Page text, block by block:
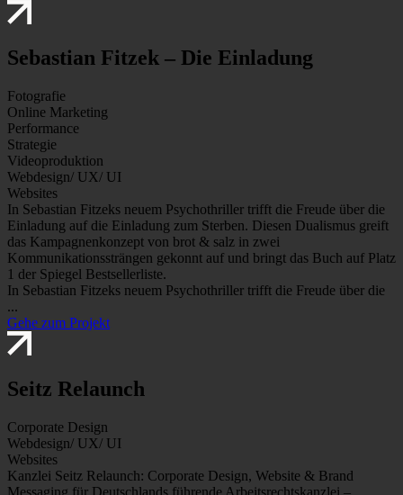
Sebastian Fitzek – Die Einladung
Fotografie
Online Marketing
Performance
Strategie
Videoproduktion
Webdesign/ UX/ UI
Websites
In Sebastian Fitzeks neuem Psychothriller trifft die Freude über die
Einladung auf die Einladung zum Sterben. Diesen Dualismus greift
das Kampagnenkonzept von brot & salz in zwei
Kommunikationssträngen gekonnt auf und bringt das Buch auf Platz
1 der Spiegel Bestsellerliste.
In Sebastian Fitzeks neuem Psychothriller trifft die Freude über die
...
Gehe zum Projekt
Seitz Relaunch
Corporate Design
Webdesign/ UX/ UI
Websites
Kanzlei Seitz Relaunch: Corporate Design, Website & Brand
Messaging für Deutschlands führende Arbeitsrechtskanzlei –